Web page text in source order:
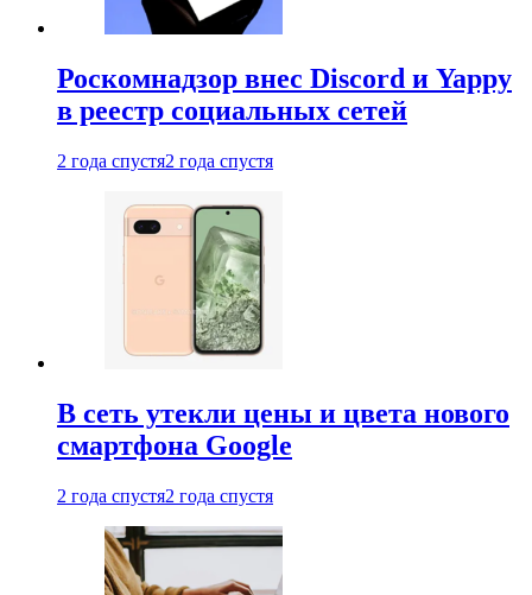
Роскомнадзор внес Discord и Yappy
в реестр социальных сетей
2 года спустя2 года спустя
В сеть утекли цены и цвета нового
смартфона Google
2 года спустя2 года спустя